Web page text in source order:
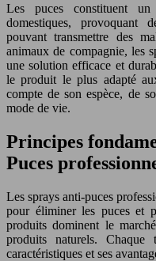
Les puces constituent un véritable fléau pour les animaux
domestiques, provoquant
pouvant transmettre des
animaux de compagnie, les
une solution efficace et
le produit le plus adapté
compte de son espèce, de
mode de vie.
Principes
Puces
Les sprays anti-puces
pour éliminer les puces et
produits dominent le
produits naturels. Chaque
caractéristiques et ses